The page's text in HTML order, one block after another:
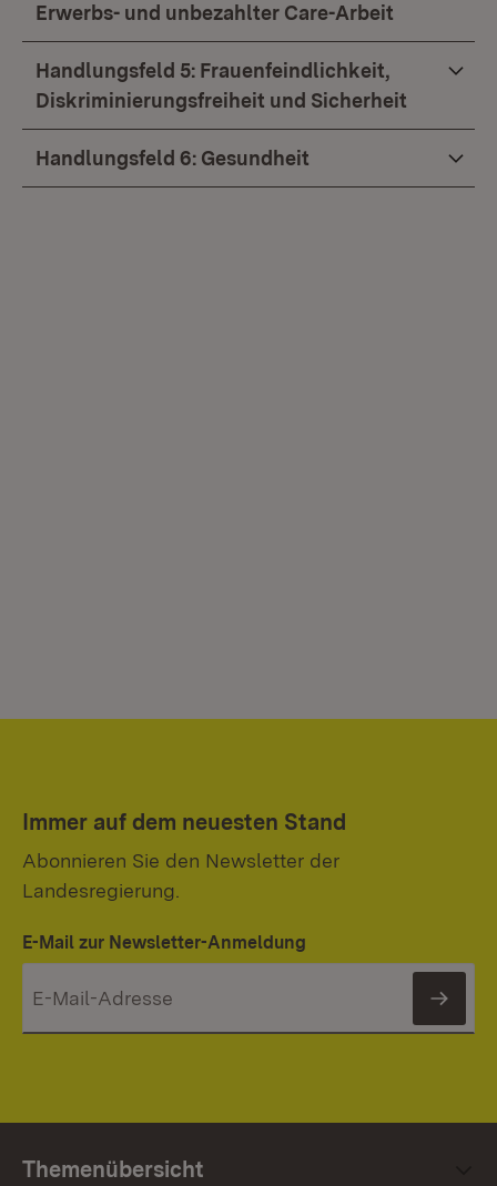
Erwerbs- und unbezahlter Care-Arbeit
Handlungsfeld 5: Frauenfeindlichkeit,
Diskriminierungsfreiheit und Sicherheit
Handlungsfeld 6: Gesundheit
Immer auf dem neuesten Stand
Abonnieren Sie den Newsletter der
Landesregierung.
E-Mail zur Newsletter-Anmeldung
Themenübersicht